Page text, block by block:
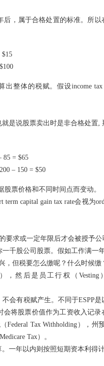
，属于合格处置的标准。所以
整体的税赋。假设income tax
是说股票卖出时是非合格处置,
85 = $65
– 150 = $50
票价格和不同时间点而变动。
capital gain tax rate会视为
要求或一定年限后才会被授予公
千股公司股票。假如工作满一
，但税要怎么缴呢？什么时候缴
，然后是员工行权（Vesting
会有税赋产生。不同于ESPP
将股票价值作为工资收入记录
Tax Withholding），州
Tax）。
一年以内则按照短期资本利得计